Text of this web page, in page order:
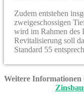
Zudem entstehen
zweigeschossigen
wird im Rahmen des
Revitalisierung soll
Standard 55
Weitere